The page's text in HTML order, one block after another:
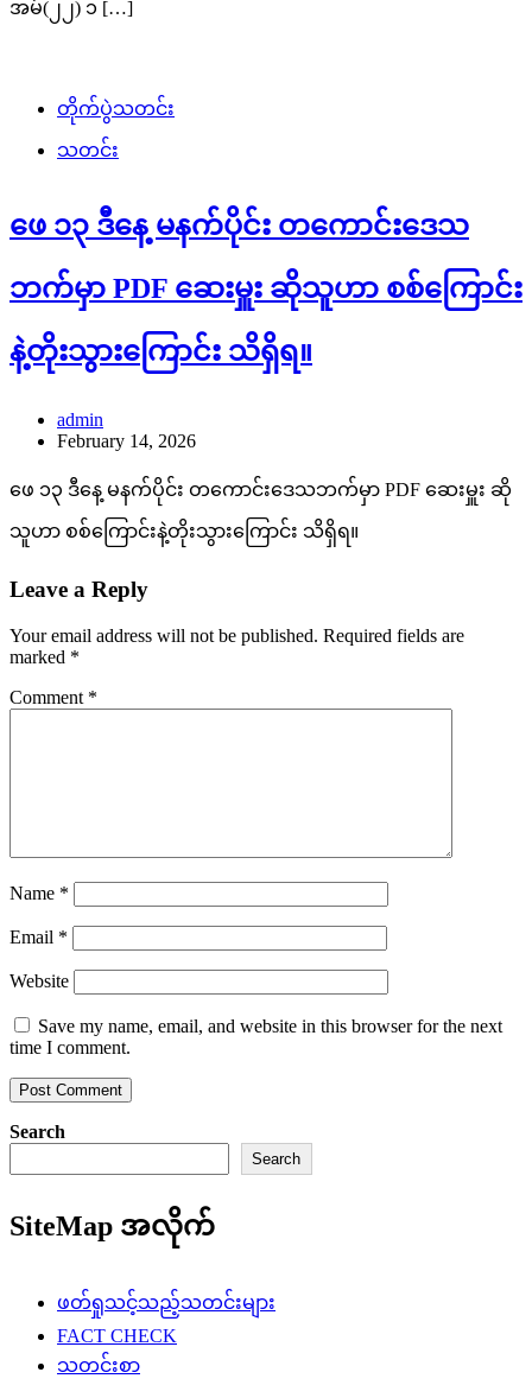
အမ်(၂၂) ၁ […]
တိုက်ပွဲသတင်း
သတင်း
ဖေ ၁၃ ဒီနေ့ မနက်ပိုင်း တကောင်းဒေသ
ဘက်မှာ PDF ဆေးမှူး ဆိုသူဟာ စစ်ကြောင်း
နဲ့တိုးသွားကြောင်း သိရှိရ။
admin
February 14, 2026
ဖေ ၁၃ ဒီနေ့ မနက်ပိုင်း တကောင်းဒေသဘက်မှာ PDF ဆေးမှူး ဆို
သူဟာ စစ်ကြောင်းနဲ့တိုးသွားကြောင်း သိရှိရ။
Leave a Reply
Your email address will not be published. Required fields are
marked *
Comment *
Name *
Email *
Website
Save my name, email, and website in this browser for the next
time I comment.
Search
Search
SiteMap အလိုက်
ဖတ်ရှုသင့်သည့်သတင်းများ
FACT CHECK
သတင်းစာ